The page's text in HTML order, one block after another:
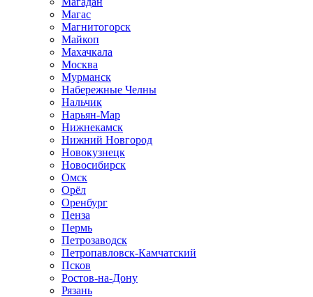
Магас
Магнитогорск
Майкоп
Махачкала
Москва
Мурманск
Набережные Челны
Нальчик
Нарьян-Мар
Нижнекамск
Нижний Новгород
Новокузнецк
Новосибирск
Омск
Орёл
Оренбург
Пенза
Пермь
Петрозаводск
Петропавловск-Камчатский
Псков
Ростов-на-Дону
Рязань